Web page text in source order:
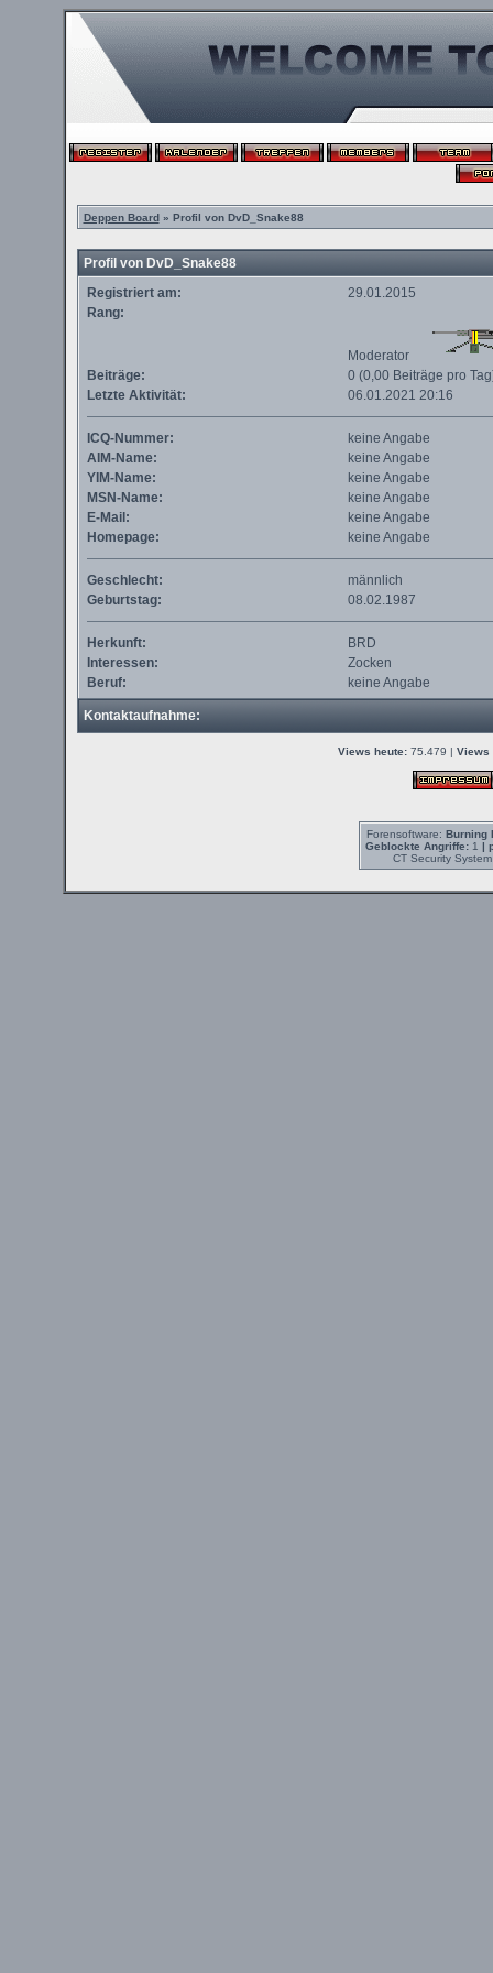
Deppen Board» Profil von DvD_Snake88
Profil von DvD_Snake88
Registriert am:
29.01.2015
Rang:
Moderator
Beiträge:
0 (0,00 Beiträge pro
Letzte Aktivität:
06.01.2021 20:16
ICQ-Nummer:
keine Angabe
AIM-Name:
keine Angabe
YIM-Name:
keine Angabe
MSN-Name:
keine Angabe
E-Mail:
keine Angabe
Homepage:
keine Angabe
Geschlecht:
männlich
Geburtstag:
08.02.1987
Herkunft:
BRD
Interessen:
Zocken
Beruf:
keine Angabe
Kontaktaufnahme:
Views heute: 75.479 | Views
Forensoftware: Burning
Geblockte Angriffe:1 |
CT Security